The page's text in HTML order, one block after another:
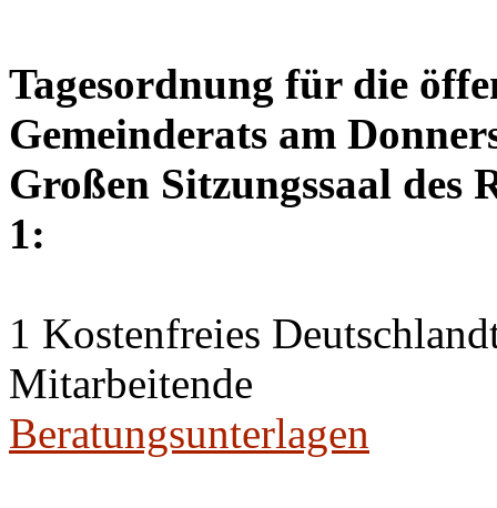
Tagesordnung für die
Gemeinderats am
Großen Sitzungssaal des
1:
1 Kostenfreies
Mitarbeitende
Beratungsunterlagen